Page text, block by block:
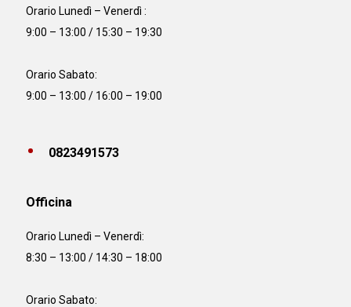
Orario Lunedì – Venerdì :
9:00 – 13:00 / 15:30 – 19:30
Orario Sabato:
9:00 – 13:00 / 16:00 – 19:00
0823491573
Officina
Orario Lunedì – Venerdì:
8:30 – 13:00 / 14:30 – 18:00
Orario Sabato: